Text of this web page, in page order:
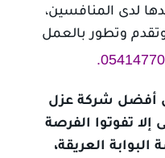
لدى المنافسين،
وتطور بالعمل
أفضل شركة عزل
إلا تفوتوا الفرصة
العريقة،